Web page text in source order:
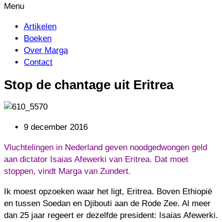
Artikelen
Boeken
Over Marga
Contact
Stop de chantage uit Eritrea
9 december 2016
Vluchtelingen in Nederland geven noodgedwongen geld
aan dictator Isaias Afewerki van Eritrea. Dat moet
stoppen, vindt Marga van Zundert.
Ik moest opzoeken waar het ligt, Eritrea. Boven Ethiopië
en tussen Soedan en Djibouti aan de Rode Zee. Al meer
dan 25 jaar regeert er dezelfde president: Isaias Afewerki.